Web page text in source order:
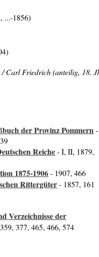
...-1856)
Carl Friedrich (anteilig, 18.
der Provinz Pommern-
Reiche- I, II, 1879,
1875-1906- 1907, 466
Rittergüter- 1857, 161
Verzeichnisse der
377, 465, 466, 574